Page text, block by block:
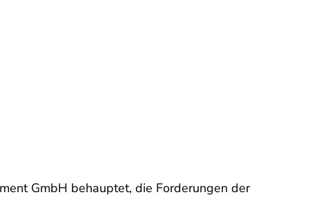
GmbH behauptet, die Forderungen der